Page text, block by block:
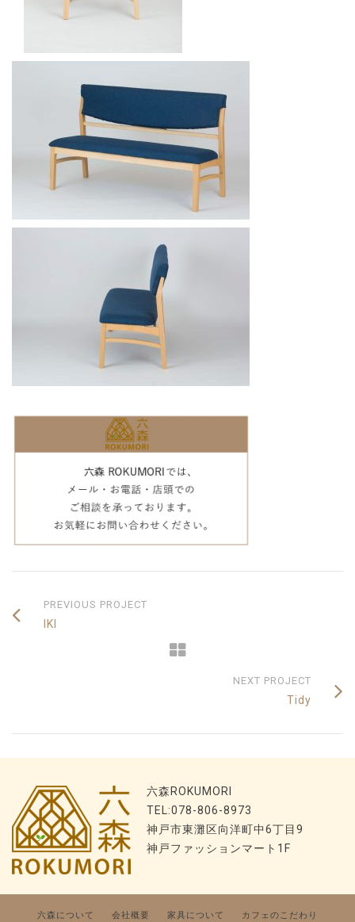
PREVIOUS PROJECT
IKI
NEXT PROJECT
Tidy
六森ROKUMORI
TEL:078-806-8973
神戸市東灘区向洋町中6丁目9
神戸ファッションマート1F
六森について 会社概要 家具について カフェのこだわり